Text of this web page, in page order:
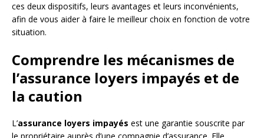
ces deux dispositifs, leurs avantages et leurs inconvénients,
afin de vous aider à faire le meilleur choix en fonction de votre
situation.
Comprendre les mécanismes de
l’assurance loyers impayés et de
la caution
L’assurance loyers impayés est une garantie souscrite par